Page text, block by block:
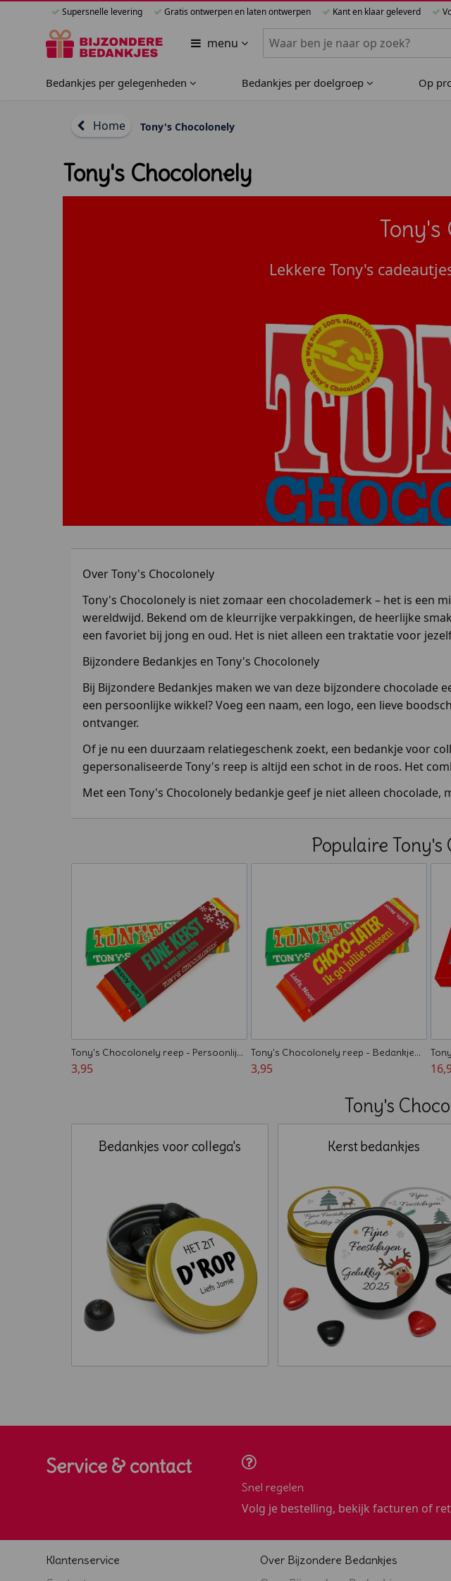
Supersnelle levering Gratis ontwerpen en laten ontwerpen Kant en klaar geleverd
menu Zoeken binnen Bijzondere
Bedankjes per gelegenheden Bedankjes per doelgroep Op
Home Tony's Chocolonely
Tony's Chocolonely
Tony's
Lekkere Tony's
Over Tony's Chocolonely
Tony's Chocolonely is niet zomaar een chocolademerk – het is een
wereldwijd. Bekend om de kleurrijke verpakkingen, de heerlijke
een favoriet bij jong en oud. Het is niet alleen een traktatie voor
Bijzondere Bedankjes en Tony's Chocolonely
Bij Bijzondere Bedankjes maken we van deze bijzondere chocolade
een persoonlijke wikkel? Voeg een naam, een logo, een lieve
ontvanger.
Of je nu een duurzaam relatiegeschenk zoekt, een bedankje voor
gepersonaliseerde Tony's reep is altijd een schot in de roos. Het
Met een Tony's Chocolonely bedankje geef je niet alleen chocolade,
Populaire
Tony's Chocolonely reep - Persoonlijk
kerst bedankje
3,95
Tony's Chocolonely reep - Bedankje
voor collega's
3,95
Tony's
Bedankjes voor collega's Kerst bedankjes
Service & contact
Snel regelen
Volg je bestelling, bekijk facturen of
Klantenservice Over Bijzondere Bedankjes